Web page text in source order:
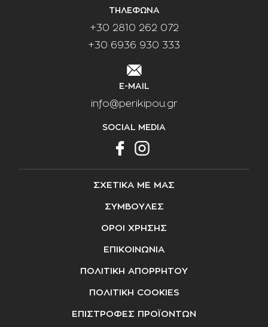
ΤΗΛΕΦΩΝΑ
+30 2810 262 072
+30 6936 930 333
E-MAIL
info@perikipou.gr
SOCIAL MEDIA
ΣΧΕΤΙΚΑ ΜΕ ΜΑΣ
ΣΥΜΒΟΥΛΕΣ
ΟΡΟΙ ΧΡΗΣΗΣ
ΕΠΙΚΟΙΝΩΝΙΑ
ΠΟΛΙΤΙΚΗ ΑΠΟΡΡΗΤΟΥ
ΠΟΛΙΤΙΚΗ COOKIES
ΕΠΙΣΤΡΟΦΕΣ ΠΡΟΪΟΝΤΩΝ